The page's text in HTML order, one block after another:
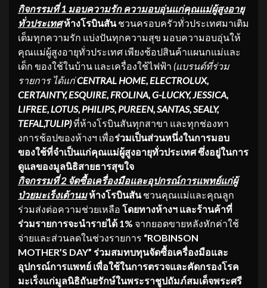
กิจกรรมที่1 มอบความรัก ความอบอุ่นแก่คุณแม่ผู้สูงอายุ
ทั่วประเทศห้างโรบินสันชวนครอบครัวทั่วประเทศมาเติม
เต็มทุกความรัก แบ่งปันทุกความสุข มอบความอบอุ่นให้
คุณแม่ผู้สูงอายุทั่วประเทศ เพียงช้อปสินค้าแผนกแม่และ
เด็ก ของใช้ในบ้าน และเครื่องใช้ไฟฟ้า (แบรนด์ที่ร่วม
รายการ ได้แก่CENTRAL HOME, ELECTROLUX,
CERTAINTY, ESQUIRE, FROLINA, G-LUCKY, JESSICA,
LIFREE, LOTUS, PHILIPS, PUREEN, SANTAS, SEALY,
TEFAL,TULIP)ที่ห้างโรบินสันทุกสาขา และทุกช่องทา
งการช้อปของห้างฯ เพื่อร่วมเป็นส่วนหนึ่งในการมอบ
ของใช้ที่จำเป็นแก่คุณแม่ผู้สูงอายุทั่วประเทศ ซึ่งอยู่ในการ
ดูแลของมูลนิธิสายธารสุขใจ
กิจกรรมที่2 จัดซื้อเครื่องมือและอุปกรณ์การแพทย์แก่ผู้
ป่วยมะเร็งเต้านมห้างโรบินสันชวนคุณแม่และคุณลูก
ร่วมส่งต่อความช่วยเหลือ โดยทางห้างฯ และร้านค้าที่
ร่วมรายการจะนำรายได้ 1% จากยอดขายหลังหักค่าใช้
จ่ายและส่วนลดในช่วงรายการ “ROBINSON
MOTHER’S DAY” ร่วมสมทบทุนจัดซื้อเครื่องมือและ
อุปกรณ์การแพทย์ เพื่อใช้ในการตรวจและคัดกรองโรค
มะเร็งแก่มูลนิธิถันยรักษ์ในพระราชูปถัมภ์สมเด็จพระศรี